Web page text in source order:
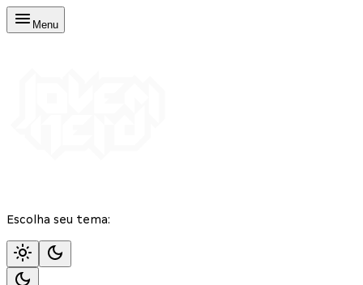
Menu
Escolha seu tema: